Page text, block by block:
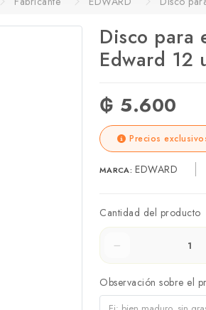
Disco para
Edward 12
₲ 5.600
Precios
MARCA: EDWARD
Cantidad del producto
Observación sobre el